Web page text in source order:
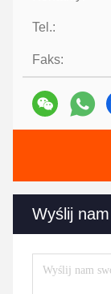
Tel.:
Faks:
Wyślij